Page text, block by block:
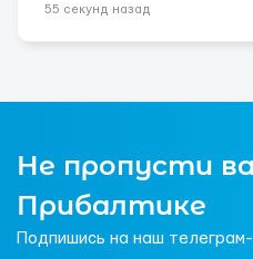
55 секунд назад
Не пропусти
Прибалтике
Подпишись на наш